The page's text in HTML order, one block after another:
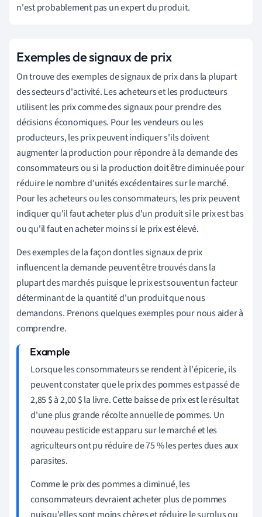
n'est probablement pas un expert du produit.
Exemples de signaux de prix
On trouve des exemples de signaux de prix dans la plupart
des secteurs d'activité. Les acheteurs et les producteurs
utilisent les prix comme des signaux pour prendre des
décisions économiques. Pour les vendeurs ou les
producteurs, les prix peuvent indiquer s'ils doivent
augmenter la production pour répondre à la demande des
consommateurs ou si la production doit être diminuée pour
réduire le nombre d'unités excédentaires sur le marché.
Pour les acheteurs ou les consommateurs, les prix peuvent
indiquer qu'il faut acheter plus d'un produit si le prix est bas
ou qu'il faut en acheter moins si le prix est élevé.
Des exemples de la façon dont les signaux de prix
influencent la demande peuvent être trouvés dans la
plupart des marchés puisque le prix est souvent un facteur
déterminant de la quantité d'un produit que nous
demandons. Prenons quelques exemples pour nous aider à
comprendre.
Lorsque les consommateurs se rendent à l'épicerie, ils
peuvent constater que le prix des pommes est passé de
2,85 $ à 2,00 $ la livre. Cette baisse de prix est le résultat
d'une plus grande récolte annuelle de pommes. Un
nouveau pesticide est apparu sur le marché et les
agriculteurs ont pu réduire de 75 % les pertes dues aux
parasites.
Comme le prix des pommes a diminué, les
consommateurs devraient acheter plus de pommes